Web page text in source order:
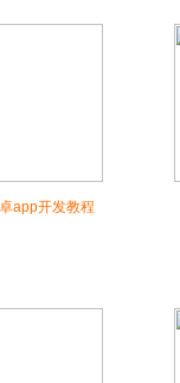
app开发教程